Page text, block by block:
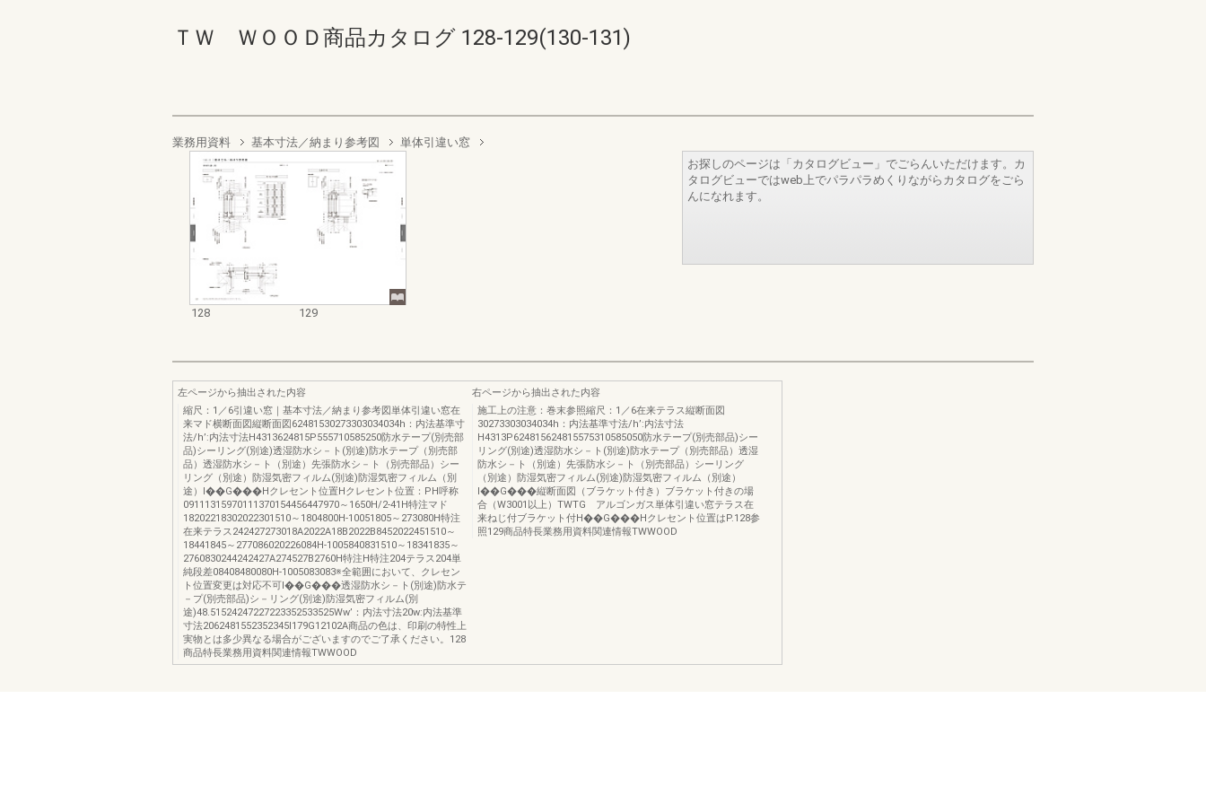
ＴＷ ＷＯＯＤ商品カタログ 128-129(130-131)
業務用資料 基本寸法／納まり参考図 単体引違い窓
128 129
お探しのページは「カタログビュー」でごらんいただけます。カ
タログビューではweb上でパラパラめくりながらカタログをごら
んになれます。
左ページから抽出された内容
縮尺：1／6引違い窓｜基本寸法／納まり参考図単体引違い窓在
来マド横断面図縦断面図62481530273303034034h：内法基準寸
法/h’:内法寸法H4313624815P555710585250防水テープ(別売部
品)シーリング(別途)透湿防水シ－ト(別途)防水テープ（別売部
品）透湿防水シ－ト（別途）先張防水シ－ト（別売部品）シー
リング（別途）防湿気密フィルム(別途)防湿気密フィルム（別
途）I��G���Hクレセント位置Hクレセント位置：PH呼称
09111315970111370154456447970～1650H/2-41H特注マド
18202218302022301510～1804800H-10051805～273080H特注
在来テラス242427273018A2022A18B2022B8452022451510～
18441845～277086020226084H-1005840831510～18341835～
2760830244242427A274527B2760H特注H特注204テラス204単
純段差08408480080H-1005083083※全範囲において、クレセン
ト位置変更は対応不可I��G���透湿防水シ－ト(別途)防水テ
－プ(別売部品)シ－リング(別途)防湿気密フィルム(別
途)48.51524247227223352533525Ww’：内法寸法20w:内法基準
寸法2062481552352345I179G12102A商品の色は、印刷の特性上
実物とは多少異なる場合がございますのでご了承ください。128
商品特長業務用資料関連情報TWWOOD
右ページから抽出された内容
施工上の注意：巻末参照縮尺：1／6在来テラス縦断面図
30273303034034h：内法基準寸法/h’:内法寸法
H4313P624815624815575310585050防水テープ(別売部品)シー
リング(別途)透湿防水シ－ト(別途)防水テープ（別売部品）透湿
防水シ－ト（別途）先張防水シ－ト（別売部品）シーリング
（別途）防湿気密フィルム(別途)防湿気密フィルム（別途）
I��G���縦断面図（ブラケット付き）ブラケット付きの場
合（W3001以上）TWTG アルゴンガス単体引違い窓テラス在
来ねじ付ブラケット付H��G���Hクレセント位置はP.128参
照129商品特長業務用資料関連情報TWWOOD